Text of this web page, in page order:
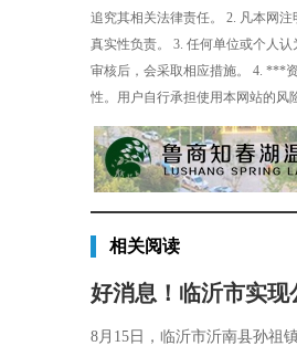
追究其相关法律责任。 2. 凡本网
真实性负责。 3. 任何单位或个人
审核后，会采取相应措施。 4. ***
性。用户自行承担使用本网站的风
相关阅读
好消息！临沂市实
8月15日，临沂市沂南县孙祖